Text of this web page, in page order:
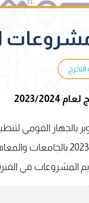
لعام 2023/2024
بالجهاز القومي
عن العام الدراسي 2023/
المشروعات في